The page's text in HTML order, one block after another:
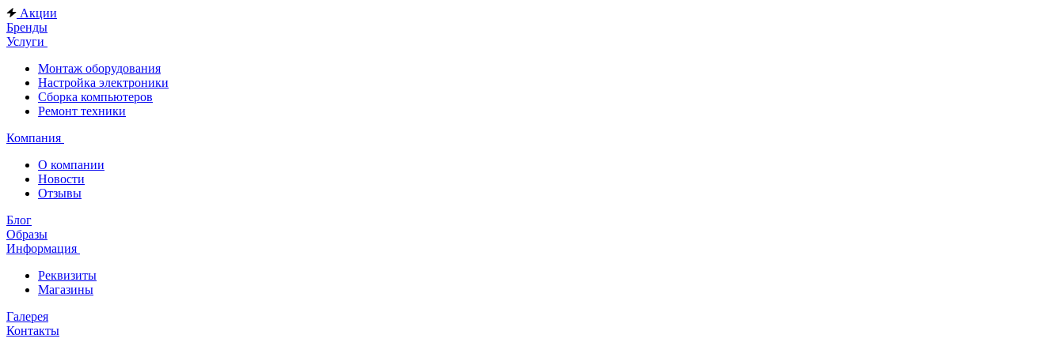
Акции
Бренды
Услуги
Монтаж оборудования
Настройка электроники
Сборка компьютеров
Ремонт техники
Компания
О компании
Новости
Отзывы
Блог
Образы
Информация
Реквизиты
Магазины
Галерея
Контакты